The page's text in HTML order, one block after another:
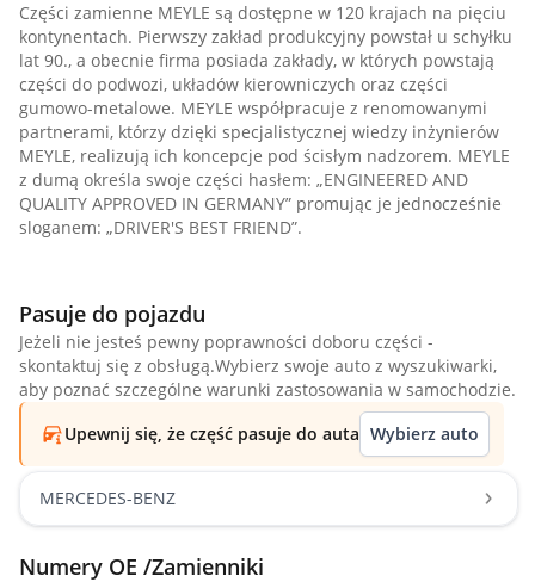
Części zamienne MEYLE są dostępne w 120 krajach na pięciu
kontynentach. Pierwszy zakład produkcyjny powstał u schyłku
lat 90., a obecnie firma posiada zakłady, w których powstają
części do podwozi, układów kierowniczych oraz części
gumowo-metalowe. MEYLE współpracuje z renomowanymi
partnerami, którzy dzięki specjalistycznej wiedzy inżynierów
MEYLE, realizują ich koncepcje pod ścisłym nadzorem. MEYLE
z dumą określa swoje części hasłem: „ENGINEERED AND
QUALITY APPROVED IN GERMANY” promując je jednocześnie
sloganem: „DRIVER'S BEST FRIEND”.
Pasuje do pojazdu
Jeżeli nie jesteś pewny poprawności doboru części -
skontaktuj się z obsługą.Wybierz swoje auto z wyszukiwarki,
aby poznać szczególne warunki zastosowania w samochodzie.
Upewnij się, że część pasuje do auta Wybierz auto
MERCEDES-BENZ
Numery OE /Zamienniki